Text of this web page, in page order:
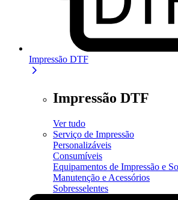
Impressão DTF
Impressão DTF
Ver tudo
Serviço de Impressão
Personalizáveis
Consumíveis
Equipamentos de Impressão e
Manutenção e Acessórios
Sobresselentes